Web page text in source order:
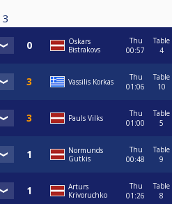
3
Oskars
Bistrakovs
Thu
00:57
Table
4
Vassilis Korkas
Thu
01:06
Table
10
Pauls Vilks
Thu
01:00
Table
5
Normunds
Gutkis
Thu
00:48
Table
9
Arturs
Krivoruchko
Thu
01:26
Table
8